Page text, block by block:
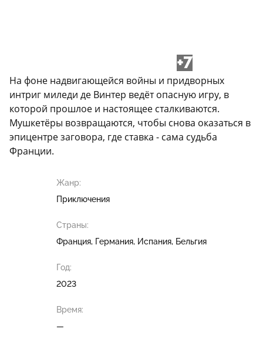
+7
На фоне надвигающейся войны и придворных
интриг миледи де Винтер ведёт опасную игру, в
которой прошлое и настоящее сталкиваются.
Мушкетёры возвращаются, чтобы снова оказаться в
эпицентре заговора, где ставка - сама судьба
Франции.
Жанр:
Приключения
Страны:
Франция, Германия, Испания, Бельгия
Год:
2023
Время:
—